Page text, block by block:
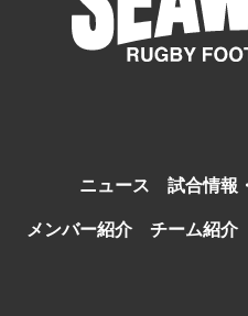
ニュース 試合情報
メンバー紹介
チーム紹介